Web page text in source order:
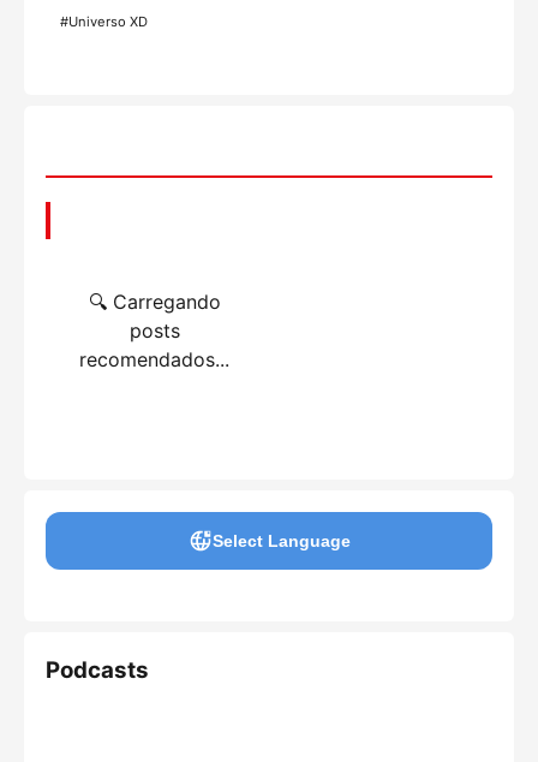
#Universo XD
🔍 Carregando
posts
recomendados...
Select Language
Podcasts